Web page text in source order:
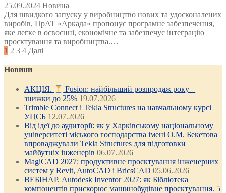
25.09.2024 Новина
Для швидкого запуску у виробництво нових та удосконалених
виробів, ПрАТ «Аркада» пропонує програмне забезпечення,
яке легке в освоєнні, економічне та забезпечує інтеграцію
проєктування та виробництва.…
Posts
pagination
1 2 3 4 Далі
Новини
АКЦІЯ.
Fusion: найбільший розпродаж року –
знижки до 25% 19.07.2026
Trimble Connect і Tekla Structures на навчальному курсі
УЦСБ 12.07.2026
Від ідеї до аудиторії: як у Харківському національному
університеті міського господарства імені О.М. Бекетова
впроваджували Tekla Structures для підготовки
майбутніх інженерів 06.07.2026
MagiCAD 2027: продуктивне проєктування інженерних
систем у Revit, AutoCAD і BricsCAD 05.06.2026
ВЕБІНАР. Autodesk Inventor 2027: як Бібліотека
компонентів прискорює машинобудівне проєктування. 5